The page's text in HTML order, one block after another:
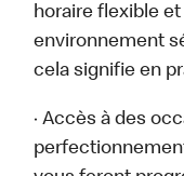
horaire flexible
environnement
cela signifie en
· Accès à des